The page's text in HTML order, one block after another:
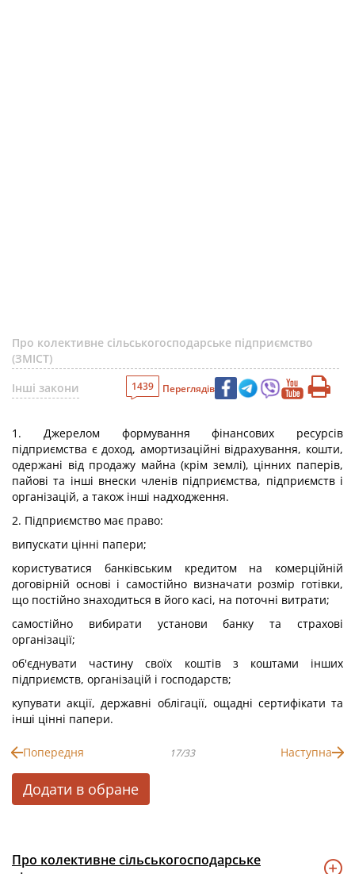
Про колективне сільськогосподарське підприємство
(ЗМІСТ)
Інші закони
1439 Переглядів
1. Джерелом формування фінансових ресурсів
підприємства є доход, амортизаційні відрахування, кошти,
одержані від продажу майна (крім землі), цінних паперів,
пайові та інші внески членів підприємства, підприємств і
організацій, а також інші надходження.
2. Підприємство має право:
випускати цінні папери;
користуватися банківським кредитом на комерційній
договірній основі і самостійно визначати розмір готівки,
що постійно знаходиться в його касі, на поточні витрати;
самостійно вибирати установи банку та страхові
організації;
об'єднувати частину своїх коштів з коштами інших
підприємств, організацій і господарств;
купувати акції, державні облігації, ощадні сертифікати та
інші цінні папери.
Попередня 17/33 Наступна
Додати в обране
Про колективне сільськогосподарське